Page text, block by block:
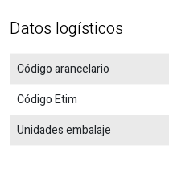
Datos logísticos
Código arancelario
Código Etim
Unidades embalaje